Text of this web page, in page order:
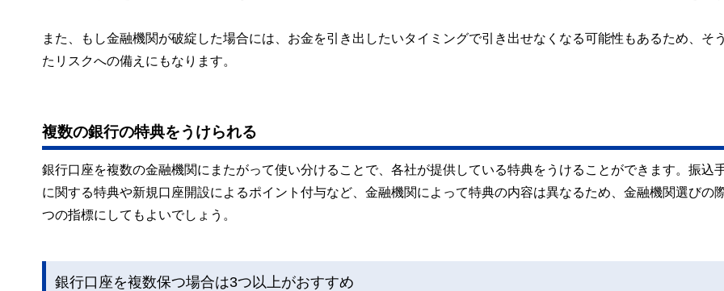
また、もし金融機関が破綻した場合には、お金を引き出したいタイミングで引き出せなくなる可能性もあるため、そ
たリスクへの備えにもなります。
複数の銀行の特典をうけられる
銀行口座を複数の金融機関にまたがって使い分けることで、各社が提供している特典をうけることができます。振込
に関する特典や新規口座開設によるポイント付与など、金融機関によって特典の内容は異なるため、金融機関選びの
つの指標にしてもよいでしょう。
銀行口座を複数保つ場合は3つ以上がおすすめ